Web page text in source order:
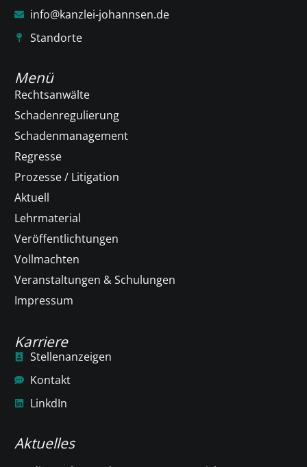
info@kanzlei-johannsen.de
Standorte
Menü
Rechtsanwälte
Schadenregulierung
Schadenmanagement
Regresse
Prozesse / Litigation
Aktuell
Lehrmaterial
Veröffentlichtungen
Vollmachten
Veranstaltungen & Schulungen
Impressum
Karriere
Stellenanzeigen
Kontakt
LinkdIn
Aktuelles